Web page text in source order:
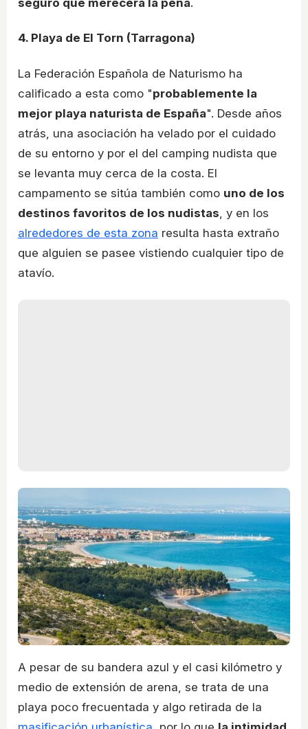
4. Playa de El Torn (Tarragona)
La Federación Española de Naturismo ha
calificado a esta como "probablemente la
mejor playa naturista de España". Desde años
atrás, una asociación ha velado por el cuidado
de su entorno y por el del camping nudista que
se levanta muy cerca de la costa. El
campamento se sitúa también como uno de los
destinos favoritos de los nudistas, y en los
alrededores de esta zona resulta hasta extraño
que alguien se pasee vistiendo cualquier tipo de
atavío.
A pesar de su bandera azul y el casi kilómetro y
medio de extensión de arena, se trata de una
playa poco frecuentada y algo retirada de la